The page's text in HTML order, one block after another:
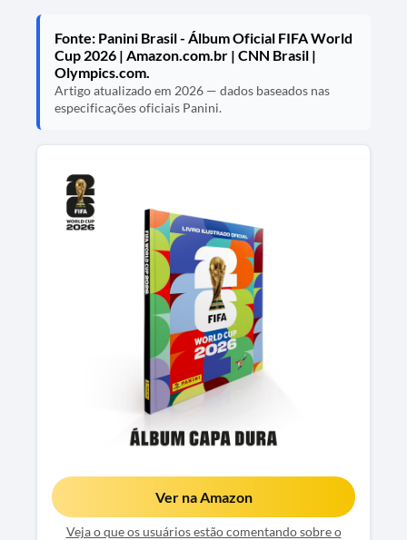
Fonte: Panini Brasil - Álbum Oficial FIFA World
Cup 2026 | Amazon.com.br | CNN Brasil |
Olympics.com.
Artigo atualizado em 2026 — dados baseados nas
especificações oficiais Panini.
Ver na Amazon
Veja o que os usuários estão comentando sobre o